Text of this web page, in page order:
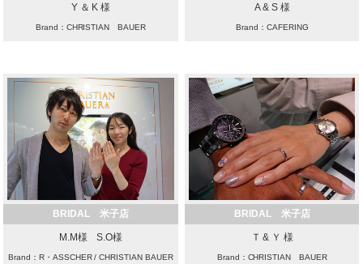
Y ＆ K 様
Brand：CHRISTIAN BAUER
A & S 様
Brand：CAFERING
BRIDAL 米子店
M.M様 S.O様
Brand：R・ASSCHER / CHRISTIAN BAUER
BRIDAL 米子店
Ｔ & Ｙ 様
Brand：CHRISTIAN BAUER